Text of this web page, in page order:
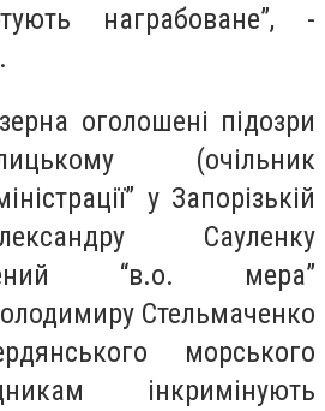
награбоване”, -
оголошені підозри
(очільник
у Запорізькій
Сауленку
“в.о. мера”
Стельмаченко
морського
інкримінують